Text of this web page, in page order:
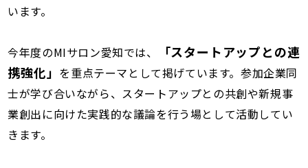
います。
今年度のMIサロン愛知では、
「スタートアップとの連
携強化」 を重点テーマとして掲げています。参加企業同
士が学び合いながら、スタートアップとの共創や新規事
業創出に向けた実践的な議論を行う場として活動してい
きます。